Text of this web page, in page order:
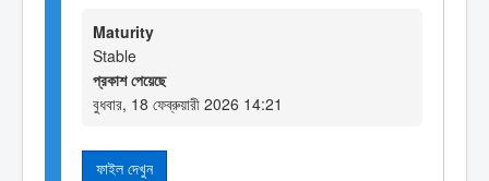
Maturity
Stable
প্রকাশ পেয়েছে
বুধবার, 18 ফেব্রুয়ারী 2026 14:21
ফাইল দেখুন